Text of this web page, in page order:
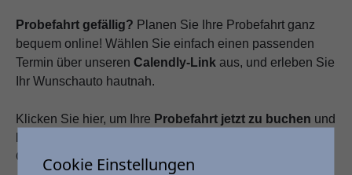
Probefahrt gefällig? Planen Sie Ihre Probefahrt ganz
bequem online! Wählen Sie einfach einen passenden
Termin über unseren Calendly-Link aus, und erleben Sie
Ihr Wunschauto hautnah.
Klicken Sie hier, um Ihre Probefahrt jetzt zu buchen und
Oder einfach das Kontaktformular ausfüllen.
Cookie Einstellungen